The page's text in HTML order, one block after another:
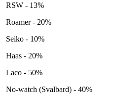
RSW - 13%
Roamer - 20%
Seiko - 10%
Haas - 20%
Laco - 50%
No-watch (Svalbard) - 40%